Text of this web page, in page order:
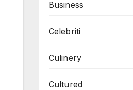
Business
Celebriti
Culinery
Cultured